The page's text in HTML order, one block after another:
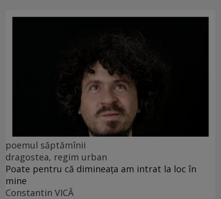
poemul săptămînii
dragostea, regim urban
Poate pentru că dimineața am intrat la loc în
mine
Constantin VICĂ